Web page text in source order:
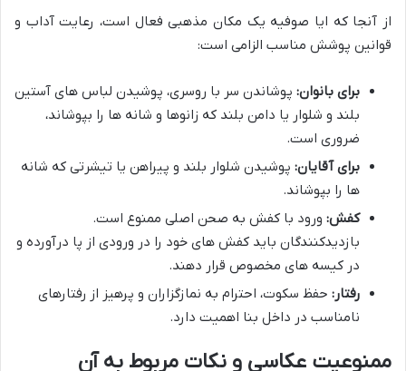
از آنجا که ایا صوفیه یک مکان مذهبی فعال است، رعایت آداب و
قوانین پوشش مناسب الزامی است:
برای بانوان: پوشاندن سر با روسری، پوشیدن لباس های آستین
بلند و شلوار یا دامن بلند که زانوها و شانه ها را بپوشاند،
ضروری است.
برای آقایان: پوشیدن شلوار بلند و پیراهن یا تیشرتی که شانه
ها را بپوشاند.
کفش: ورود با کفش به صحن اصلی ممنوع است.
بازدیدکنندگان باید کفش های خود را در ورودی از پا درآورده و
در کیسه های مخصوص قرار دهند.
رفتار: حفظ سکوت، احترام به نمازگزاران و پرهیز از رفتارهای
نامناسب در داخل بنا اهمیت دارد.
ممنوعیت عکاسی و نکات مربوط به آن